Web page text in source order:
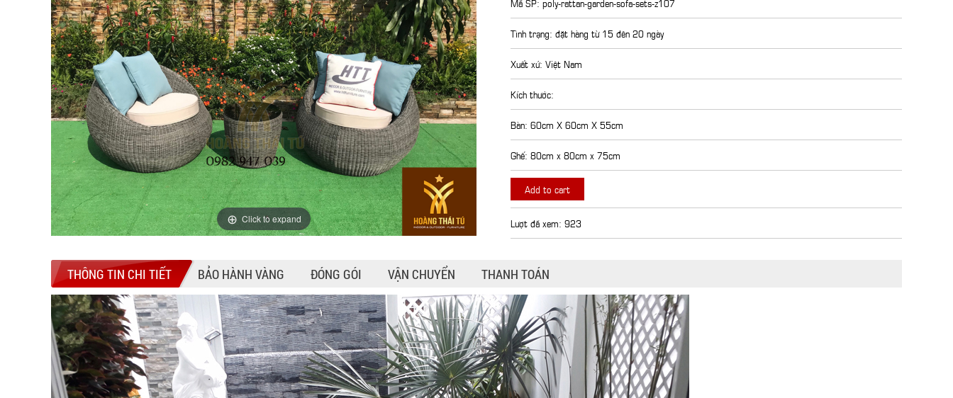
Click to expand
Tình trạng: đặt hàng từ 15 đên 20 ngày
Xuất xứ: Việt Nam
Kích thước:
Bàn: 60cm X 60cm X 55cm
Ghế: 80cm x 80cm x 75cm
Add to cart
Lượt đã xem: 923
THÔNG TIN CHI TIẾT BẢO HÀNH VÀNG ĐÓNG GÓI VẬN CHUYỂN THANH TOÁN